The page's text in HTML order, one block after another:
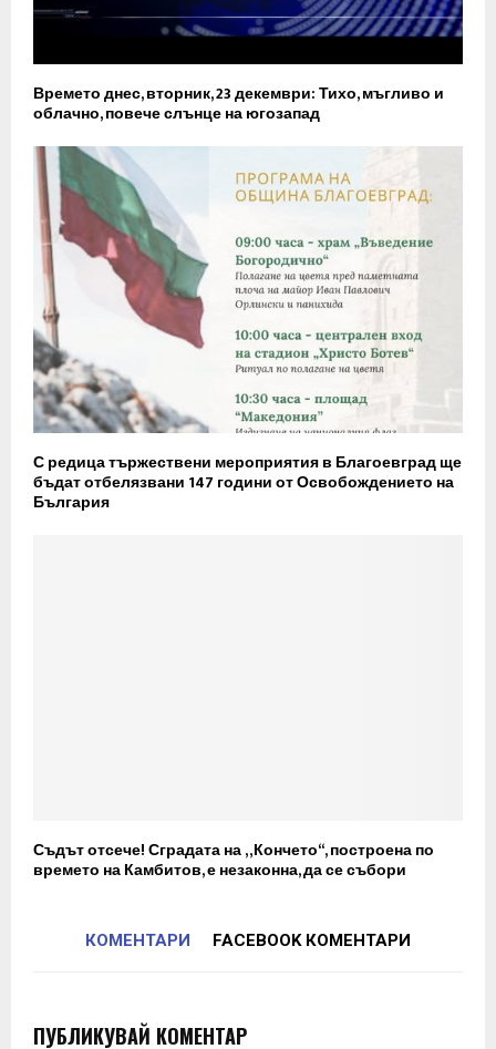
Времето днес, вторник, 23 декември: Тихо, мъгливо и
облачно, повече слънце на югозапад
С редица тържествени мероприятия в Благоевград ще
бъдат отбелязвани 147 години от Освобождението на
България
Съдът отсече! Сградата на „Кончето“, построена по
времето на Камбитов, е незаконна, да се събори
КОМЕНТАРИ FACEBOOK КОМЕНТАРИ
ПУБЛИКУВАЙ КОМЕНТАР